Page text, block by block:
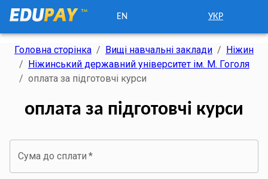
EN УКР
Головна сторінка / Вищі навчальні заклади / Ніжин
/ Ніжинський державний університет ім. М. Гоголя
/ оплата за підготовчі курси
оплата за підготовчі курси
Сума до сплати *